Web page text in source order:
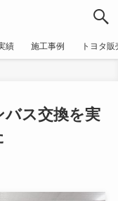
績 施工事例 トヨタ
バス交換を実